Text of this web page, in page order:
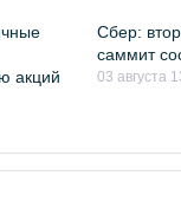
акций
Сбер:
саммит
03 августа